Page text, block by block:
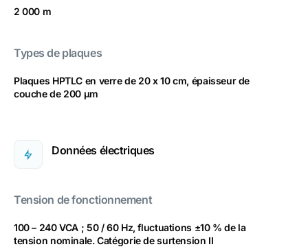
2 000 m
Types de plaques
Plaques HPTLC en verre de 20 x 10 cm, épaisseur de
couche de 200 µm
Données électriques
Tension de fonctionnement
100 – 240 VCA ; 50 / 60 Hz, fluctuations ±10 % de la
tension nominale. Catégorie de surtension II